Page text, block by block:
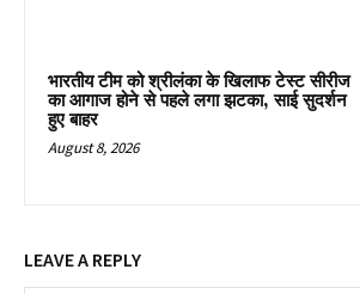
भारतीय टीम को श्रीलंका के खिलाफ टेस्ट सीरीज
का आगाज होने से पहले लगा झटका, साई सुदर्शन
हुए बाहर
August 8, 2026
LEAVE A REPLY